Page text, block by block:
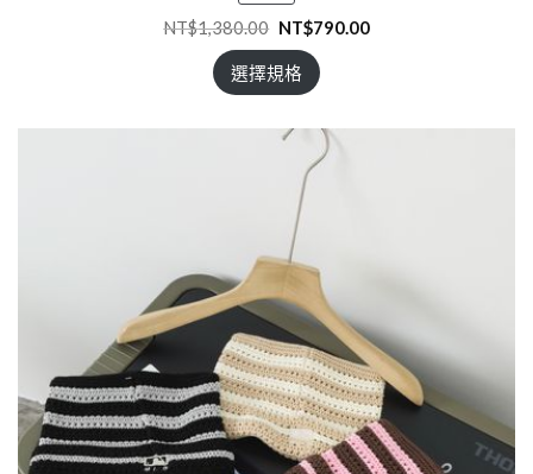
價
商
NT$1,380.00 NT$790.00
選擇規格